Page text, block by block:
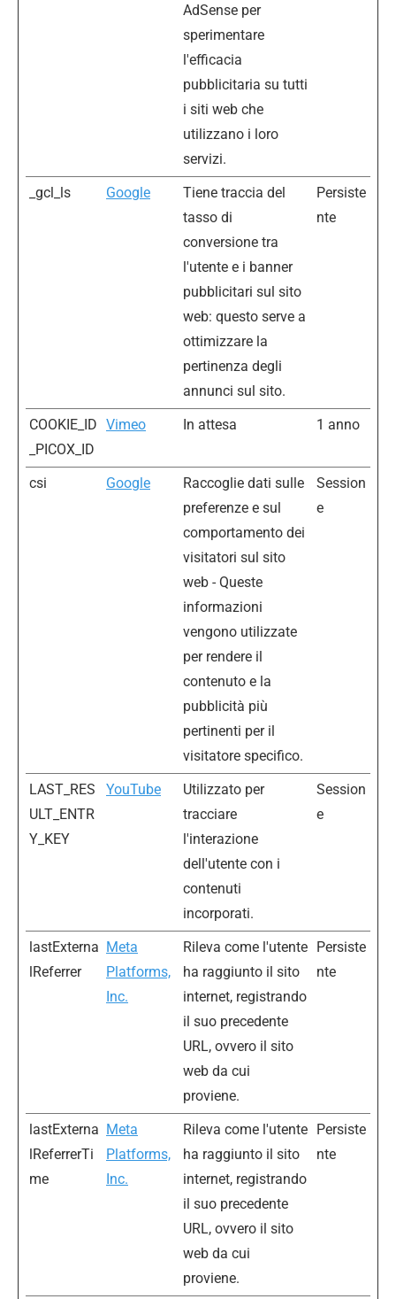
AdSense per
sperimentare
l'efficacia
pubblicitaria su tutti
i siti web che
utilizzano i loro
servizi.
_gcl_ls Google
Tiene traccia del
tasso di
conversione tra
l'utente e i banner
pubblicitari sul sito
web: questo serve a
ottimizzare la
pertinenza degli
annunci sul sito.
Persiste
nte
COOKIE_ID
_PICOX_ID
Vimeo In attesa 1 anno
csi Google
Raccoglie dati sulle
preferenze e sul
comportamento dei
visitatori sul sito
web - Queste
informazioni
vengono utilizzate
per rendere il
contenuto e la
pubblicità più
pertinenti per il
visitatore specifico.
Session
e
LAST_RES
ULT_ENTR
Y_KEY
YouTube
Utilizzato per
tracciare
l'interazione
dell'utente con i
contenuti
incorporati.
Session
e
lastExterna
lReferrer
Meta
Platforms,
Inc.
Rileva come l'utente
ha raggiunto il sito
internet, registrando
il suo precedente
URL, ovvero il sito
web da cui
proviene.
Persiste
nte
lastExterna
lReferrerTi
me
Meta
Platforms,
Inc.
Rileva come l'utente
ha raggiunto il sito
internet, registrando
il suo precedente
URL, ovvero il sito
web da cui
proviene.
Persiste
nte